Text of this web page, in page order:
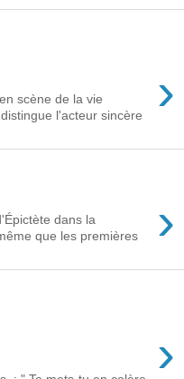
›
scène de la vie
l'acteur sincère
›
dans la
que les premières
›